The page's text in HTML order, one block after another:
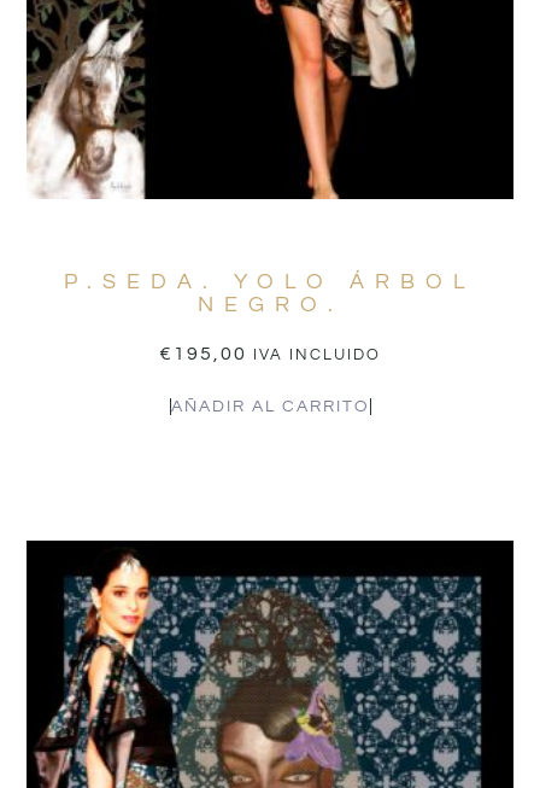
P.SEDA. YOLO ÁRBOL
NEGRO.
€ 195,00 IVA INCLUIDO
AÑADIR AL CARRITO